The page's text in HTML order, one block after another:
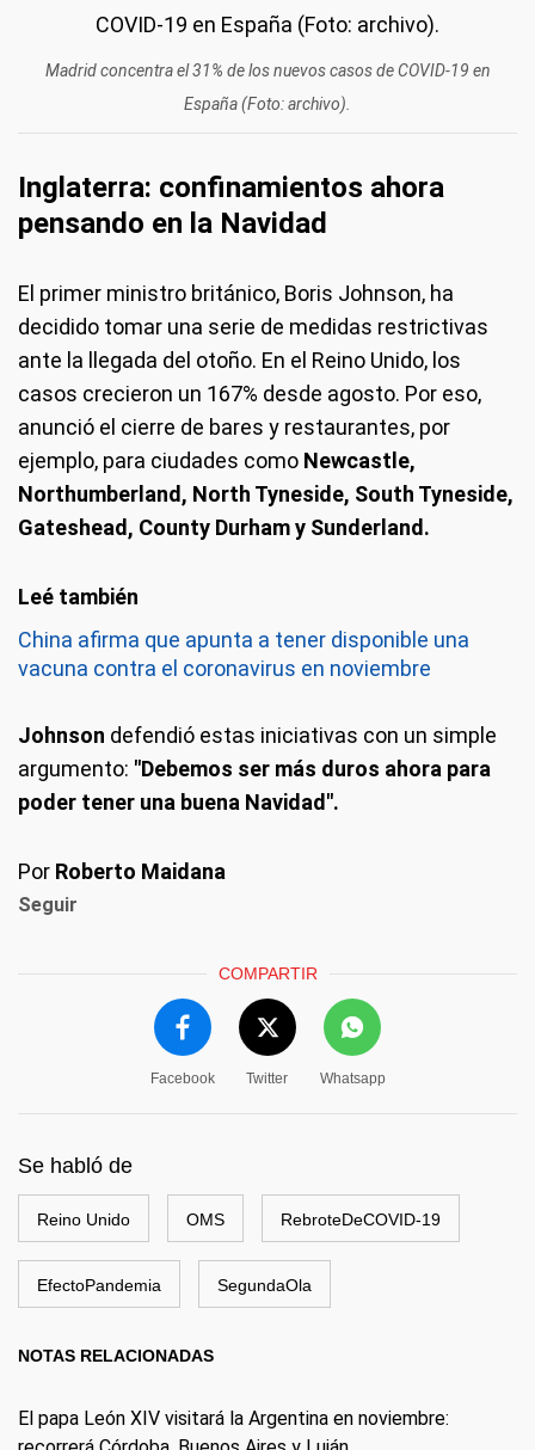
Madrid concentra el 31% de los nuevos casos de COVID-19 en
España (Foto: archivo).
Inglaterra: confinamientos ahora
pensando en la Navidad
El primer ministro británico, Boris Johnson, ha
decidido tomar una serie de medidas restrictivas
ante la llegada del otoño. En el Reino Unido, los
casos crecieron un 167% desde agosto. Por eso,
anunció el cierre de bares y restaurantes, por
ejemplo, para ciudades como Newcastle,
Northumberland, North Tyneside, South Tyneside,
Gateshead, County Durham y Sunderland.
China afirma que apunta a tener disponible una
vacuna contra el coronavirus en noviembre
Johnson defendió estas iniciativas con un simple
argumento: "Debemos ser más duros ahora para
poder tener una buena Navidad".
Por Roberto Maidana
Seguir
COMPARTIR
Facebook Twitter Whatsapp
Se habló de
Reino Unido OMS RebroteDeCOVID-19
EfectoPandemia SegundaOla
NOTAS RELACIONADAS
El papa León XIV visitará la Argentina en noviembre: